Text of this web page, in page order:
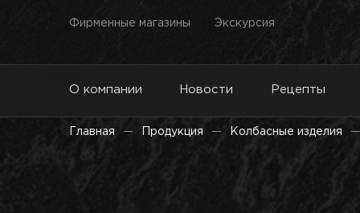
Фирменные магазины Экскурсия
О компании Новости Рецепты
Главная Продукция Колбасные изделия